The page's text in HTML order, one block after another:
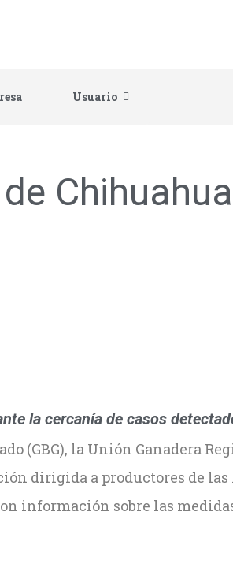
Usuario
la cercanía de casos
(GBG), la Unión Ganadera
dirigida a productores de las
información sobre las